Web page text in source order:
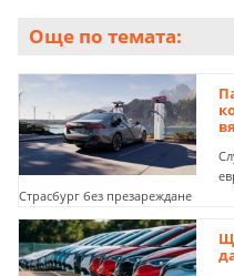
Още по темата:
Страсбург без презареждане